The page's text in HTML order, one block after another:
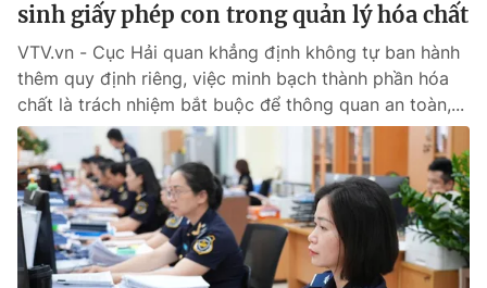
sinh giấy phép con trong quản lý hóa chất
VTV.vn - Cục Hải quan khẳng định không tự ban hành
thêm quy định riêng, việc minh bạch thành phần hóa
chất là trách nhiệm bắt buộc để thông quan an toàn,...